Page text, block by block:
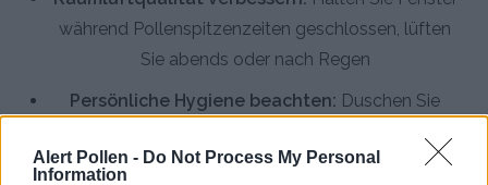
Alert Pollen - Do Not Process My Personal
Information
während Pollenspitzenzeiten geschlossen, lüften
Sie abends oder nach Regen
Persönliche Hygiene beachten: Duschen Sie
entfernen, wechseln Sie Kleidung nach